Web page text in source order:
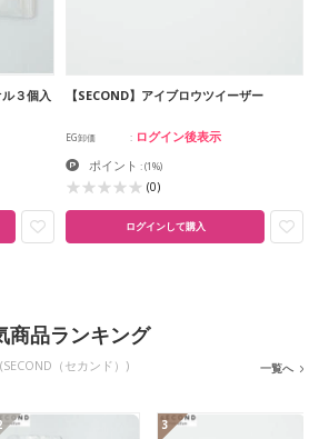
３個入
【SECOND】アイブロウツイーザー
EG卸価 ログイン後表示
ポイント :(1%)
(0)
ログインして購入
商品ランキング
(SECOND（セカンド）) 一覧へ
3